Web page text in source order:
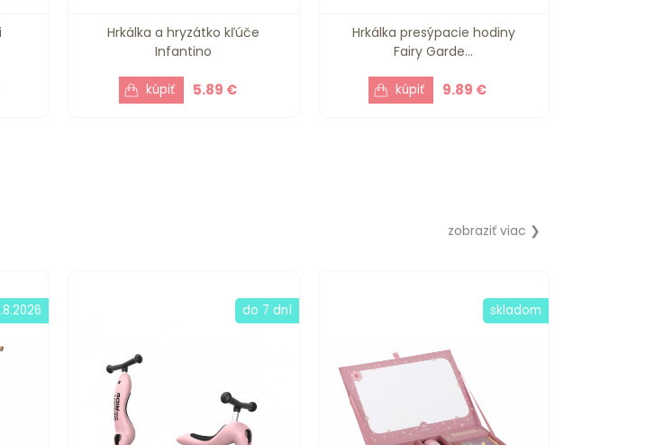
Hrkálka a hryzátko kľúče
Infantino
5.89 €
Hrkálka presýpacie hodiny
Fairy Garde...
9.89 €
zobraziť viac ❯
do 7 dní skladom